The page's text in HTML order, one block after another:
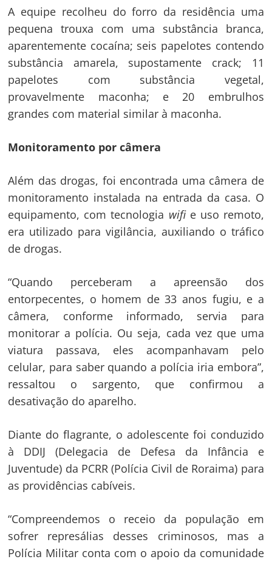
A equipe recolheu do forro da residência uma
pequena trouxa com uma substância branca,
aparentemente cocaína; seis papelotes contendo
substância amarela, supostamente crack; 11
papelotes com substância vegetal,
provavelmente maconha; e 20 embrulhos
grandes com material similar à maconha.
Monitoramento por câmera
Além das drogas, foi encontrada uma câmera de
monitoramento instalada na entrada da casa. O
equipamento, com tecnologia wifie uso remoto,
era utilizado para vigilância, auxiliando o tráfico
de drogas.
“Quando perceberam a apreensão dos
entorpecentes, o homem de 33 anos fugiu, e a
câmera, conforme informado, servia para
monitorar a polícia. Ou seja, cada vez que uma
viatura passava, eles acompanhavam pelo
celular, para saber quando a polícia iria embora”,
ressaltou o sargento, que confirmou a
desativação do aparelho.
Diante do flagrante, o adolescente foi conduzido
à DDIJ (Delegacia de Defesa da Infância e
Juventude) da PCRR (Polícia Civil de Roraima) para
as providências cabíveis.
“Compreendemos o receio da população em
sofrer represálias desses criminosos, mas a
Polícia Militar conta com o apoio da comunidade
Navegação
de
Post